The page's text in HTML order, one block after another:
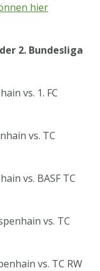
hier
2. Bundesliga
vs. 1. FC
vs. TC
vs. BASF TC
vs. TC
vs. TC RW